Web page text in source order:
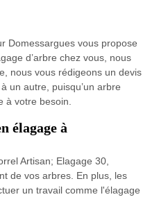
Domessargues vous propose
d’arbre chez vous, nous
nous vous rédigeons un devis
un autre, puisqu’un arbre
à votre besoin.
élagage à
Artisan; Elagage 30,
de vos arbres. En plus, les
un travail comme l'élagage